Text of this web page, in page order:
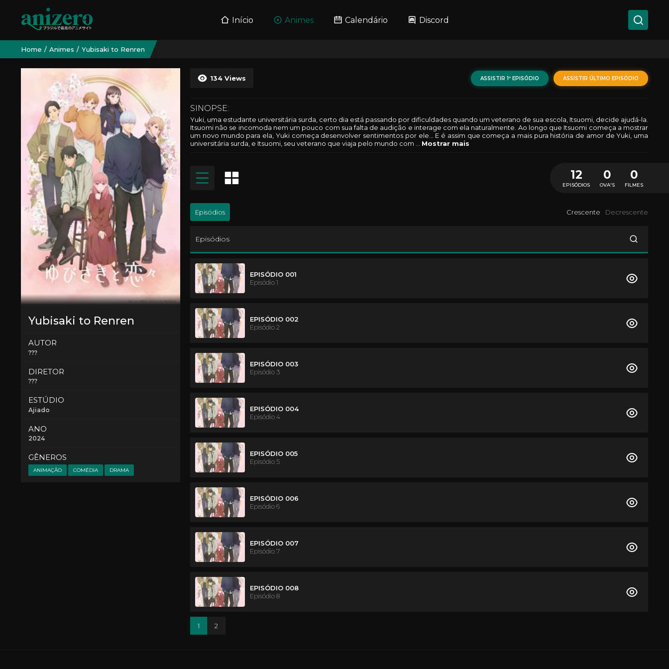
Início Animes Calendário Discord
Home Animes Yubisaki to Renren
Yubisaki to Renren
AUTOR
???
DIRETOR
???
ESTÚDIO
Ajiado
ANO
2024
GÊNEROS
ANIMAÇÃO COMÉDIA DRAMA
134 Views ASSISTIR 1º EPISÓDIO ASSISTIR ÚLTIMO EPISÓDIO
SINOPSE:
Yuki, uma estudante universitária surda, certo dia está passando por dificuldades quando um veterano de sua escola, Itsuomi, decide ajudá-la.
Itsuomi não se incomoda nem um pouco com sua falta de audição e interage com ela naturalmente. Ao longo que Itsuomi começa a mostrar
um novo mundo para ela, Yuki começa desenvolver sentimentos por ele... E é assim que começa a mais pura história de amor de Yuki, uma
universitária surda, e Itsuomi, seu veterano que viaja pelo mundo com
Mostrar mais
12
EPISÓDIOS
0
OVA'S
0
FILMES
Episódios Crescente Decrescente
Episódios
EPISÓDIO 001
Episódio 1
EPISÓDIO 002
Episódio 2
EPISÓDIO 003
Episódio 3
EPISÓDIO 004
Episódio 4
EPISÓDIO 005
Episódio 5
EPISÓDIO 006
Episódio 6
EPISÓDIO 007
Episódio 7
EPISÓDIO 008
Episódio 8
1 2